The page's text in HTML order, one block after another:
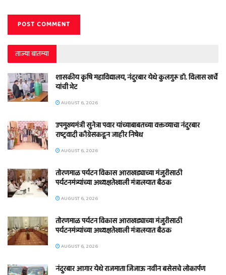
ताज्या बातम्या
शासकीय कृषि महाविद्यालय, नंदुरबार येथे कुलगुरू डॉ. विलास खर्चे
यांची भेट
AUGUST 6, 2026
उपमुख्यमंत्री सुनेत्रा पवार यांच्याबाबतच्या वक्तव्याचा नंदुरबार
राष्ट्रवादी काँग्रेसकडून जाहीर निषेध
AUGUST 6, 2026
तोरणमाळ पर्यटन विकास आराखड्याच्या मंजुरीसाठी
पर्यटनमंत्र्यांच्या अध्यक्षतेखाली मंत्रालयात बैठक
AUGUST 6, 2026
तोरणमाळ पर्यटन विकास आराखड्याच्या मंजुरीसाठी
पर्यटनमंत्र्यांच्या अध्यक्षतेखाली मंत्रालयात बैठक
AUGUST 6, 2026
नंदुरबार आगार येथे राजमाता जिजाऊ नवीन बसेसचे लोकार्पण